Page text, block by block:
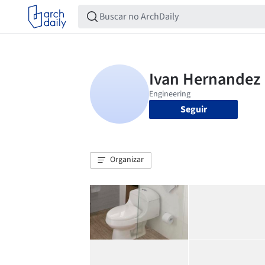
Seguir
Organizar